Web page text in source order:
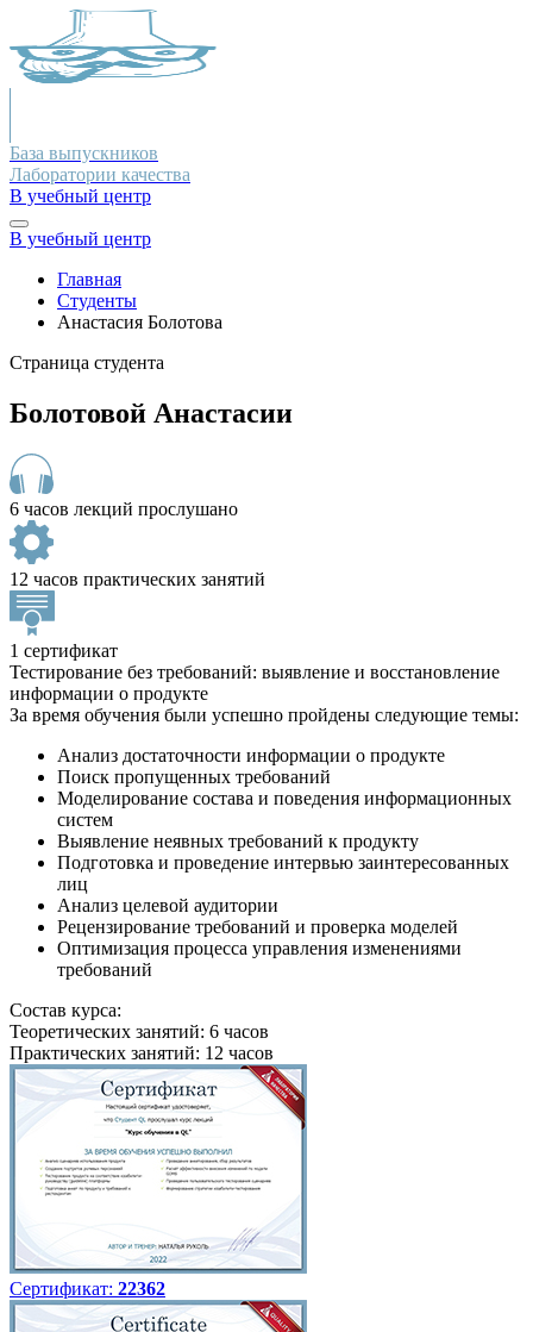
База выпускников
Лаборатории качества
В учебный центр
В учебный центр
Главная
Студенты
Анастасия Болотова
Страница студента
Болотовой Анастасии
6 часов лекций прослушано
12 часов практических занятий
1 сертификат
Тестирование без требований: выявление и восстановление
информации о продукте
За время обучения были успешно пройдены следующие темы:
Анализ достаточности информации о продукте
Поиск пропущенных требований
Моделирование состава и поведения информационных
систем
Выявление неявных требований к продукту
Подготовка и проведение интервью заинтересованных
лиц
Анализ целевой аудитории
Рецензирование требований и проверка моделей
Оптимизация процесса управления изменениями
требований
Состав курса:
Теоретических занятий: 6 часов
Практических занятий: 12 часов
Сертификат: 22362